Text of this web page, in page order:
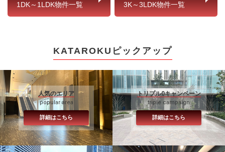
1DK～1LDK物件一覧
3K～3LDK物件一覧
KATAROKUピックアップ
人気のエリア
popular area
詳細はこちら
トリプル0キャンペーン
triple campaign
詳細はこちら